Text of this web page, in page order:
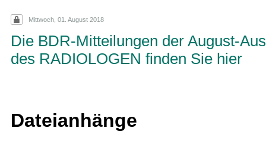
Mittwoch, 01. August 2018
Die BDR-Mitteilungen der August-
des RADIOLOGEN finden Sie hier
Dateianhänge